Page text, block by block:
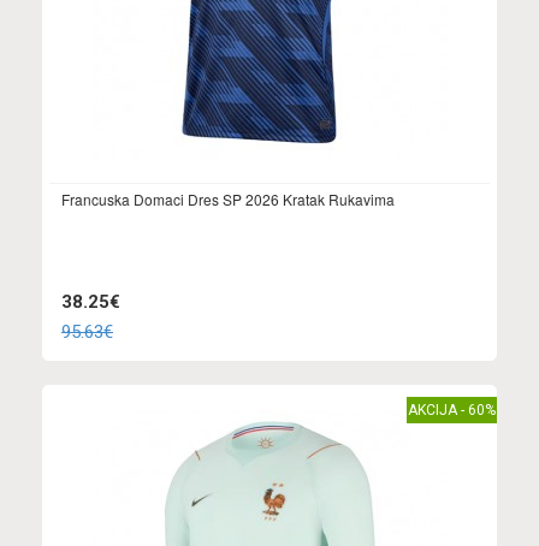
Francuska Domaci Dres SP 2026 Kratak Rukavima
38.25€
95.63€
AKCIJA - 60%